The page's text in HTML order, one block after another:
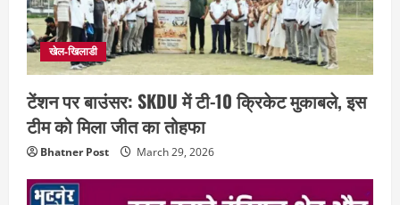
खेल-खिलाडी
टेंशन पर बाउंसर: SKDU में टी-10 क्रिकेट मुकाबले, इस
टीम को मिला जीत का तोहफा
Bhatner Post March 29, 2026